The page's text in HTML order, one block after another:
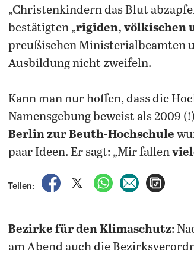
„Christenkindern das Blut
bestätigten „rigiden, völkischen
preußischen Ministerialbeamten
Ausbildung nicht zweifeln.
Kann man nur hoffen, dass die
Namensgebung beweist als 2009
Berlin zur Beuth-Hochschule
paar Ideen. Er sagt: „Mir fallen
Teilen:
auf Facebook teilen
auf X teilenper WhatsApp teilen
per E-Mail
Bezirke für den Klimaschutz:
am Abend auch die